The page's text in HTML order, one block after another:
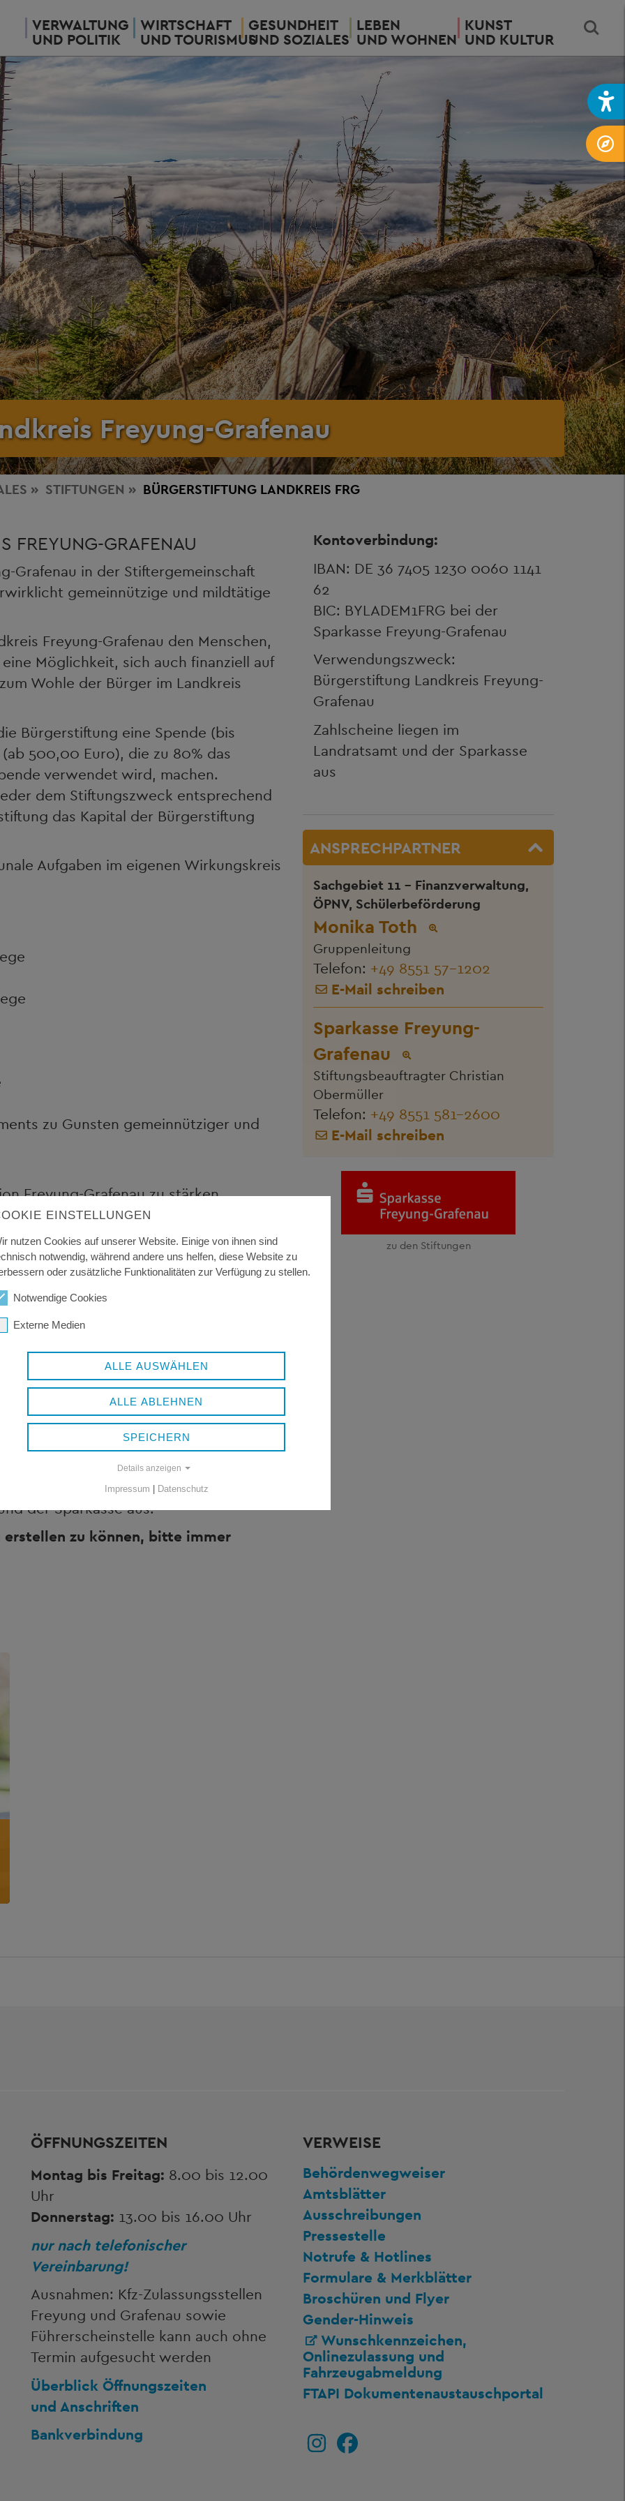
VERWALTUNG
UND POLITIK
WIRTSCHAFT
UND TOURISMUS
GESUNDHEIT
UND SOZIALES
LEBEN
UND WOHNEN
KUNST
UND KULTUR
Freyung-Grafenau
STIFTUNGEN BÜRGERSTIFTUNG LANDKREIS FRG
FREYUNG-GRAFENAU
Grafenau in der Stiftergemeinschaft
gemeinnützige und mildtätige
Freyung-Grafenau den Menschen,
Möglichkeit, sich auch finanziell auf
Wohle der Bürger im Landkreis
Bürgerstiftung eine Spende (bis
500,00 Euro), die zu 80% das
verwendet wird, machen.
dem Stiftungszweck entsprechend
das Kapital der Bürgerstiftung
Aufgaben im eigenen Wirkungskreis
zu Gunsten gemeinnütziger und
Freyung-Grafenau zu stärken.
wir stark!
- BIC: BYLADEM1FRG bei der Sparkasse
Freyung-Grafenau
der Sparkasse aus.
zu können, bitte immer
Kontoverbindung:
IBAN: DE 36 7405 1230 0060 1141
62
BIC: BYLADEM1FRG bei der
Sparkasse Freyung-Grafenau
Verwendungszweck:
Bürgerstiftung Landkreis Freyung-
Grafenau
Zahlscheine liegen im
Landratsamt und der Sparkasse
aus
ANSPRECHPARTNER
Sachgebiet 11 - Finanzverwaltung,
ÖPNV, Schülerbeförderung
Monika Toth
Gruppenleitung
Telefon: +49 8551 57-1202
E-Mail schreiben
Sparkasse Freyung-
Grafenau
Stiftungsbeauftragter Christian
Obermüller
Telefon: +49 8551 581-2600
E-Mail schreiben
zu den Stiftungen
ÖFFNUNGSZEITEN
Montag bis Freitag: 8.00 bis 12.00
Uhr
Donnerstag: 13.00 bis 16.00 Uhr
nur nach telefonischer
Vereinbarung!
Ausnahmen: Kfz-Zulassungsstellen
Freyung und Grafenau sowie
Führerscheinstelle kann auch ohne
Termin aufgesucht werden
Überblick Öffnungszeiten
und Anschriften
Bankverbindung
VERWEISE
Behördenwegweiser
Amtsblätter
Ausschreibungen
Pressestelle
Notrufe & Hotlines
Formulare & Merkblätter
Broschüren und Flyer
Gender-Hinweis
Wunschkennzeichen,
Onlinezulassung und
Fahrzeugabmeldung
FTAPI Dokumentenaustauschportal
EINSTELLUNGEN
nutzen Cookies auf unserer Website. Einige von ihnen sind
notwendig, während andere uns helfen, diese Website zu
oder zusätzliche Funktionalitäten zur Verfügung zu stellen.
Notwendige Cookies
Externe Medien
ALLE AUSWÄHLEN
ALLE ABLEHNEN
SPEICHERN
Details anzeigen
Impressum Datenschutz